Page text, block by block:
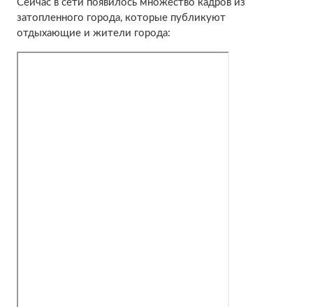
Сейчас в сети появилось множество кадров из
затопленного города, которые публикуют
отдыхающие и жители города: